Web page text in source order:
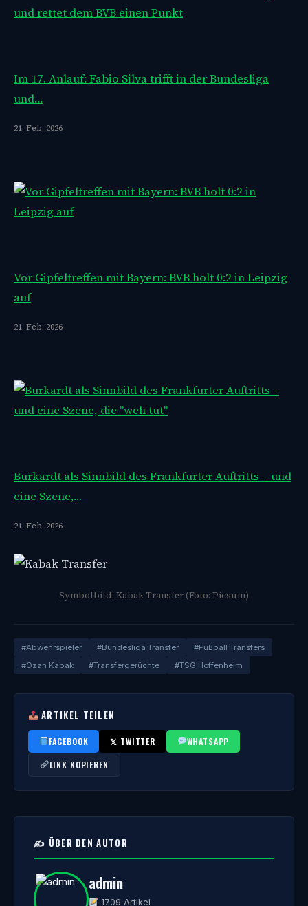
Im 17. Anlauf: Fabio Silva trifft in der Bundesliga
und…
21. Feb. 2026
Vor Gipfeltreffen mit Bayern: BVB holt 0:2 in Leipzig
auf
21. Feb. 2026
Burkardt als Sinnbild des Frankfurter Auftritts – und
eine Szene,…
21. Feb. 2026
Symbolbild: Kabak Transfer (Foto: Picsum)
#Abwehrspieler #Bundesliga Transfer
#Fußball Transfers
#Ozan Kabak
#Transfergerüchte #TSG Hoffenheim
ARTIKEL TEILEN
FACEBOOK 𝕏 TWITTER
WHATSAPP
LINK KOPIEREN
✍️ ÜBER DEN AUTOR
admin
1709 Artikel